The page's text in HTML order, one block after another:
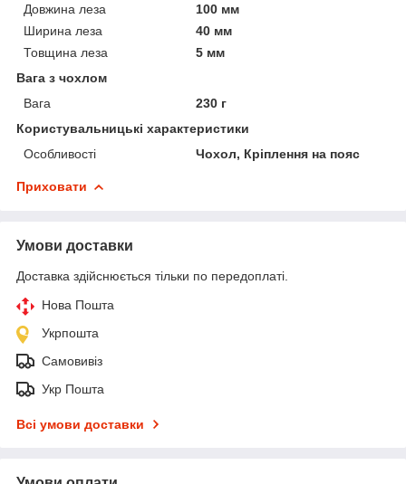
Довжина леза
100 мм
Ширина леза
40 мм
Товщина леза
5 мм
Вага з чохлом
Вага
230 г
Користувальницькі характеристики
Особливості
Чохол, Кріплення на пояс
Приховати
Умови доставки
Доставка здійснюється тільки по передоплаті.
Нова Пошта
Укрпошта
Самовивіз
Укр Пошта
Всі умови доставки